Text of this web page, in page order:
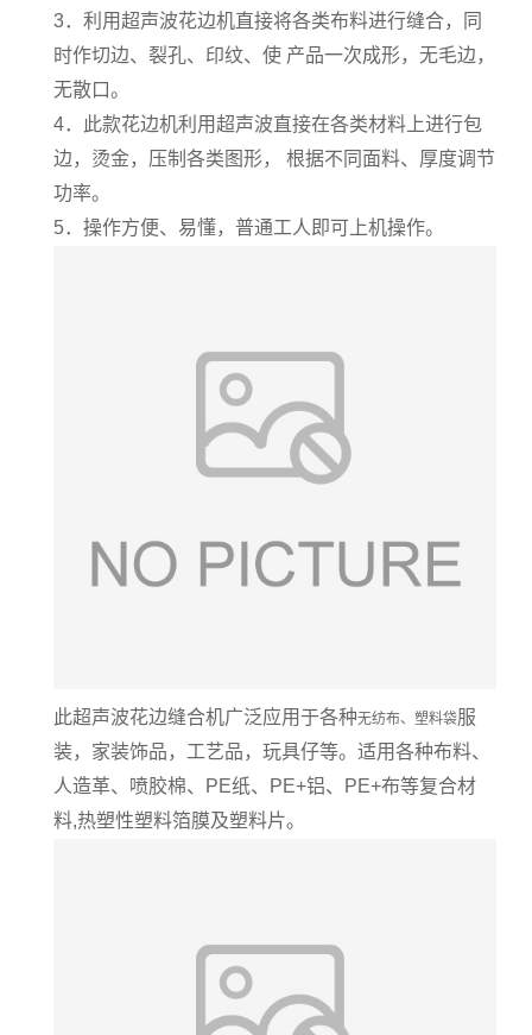
3．利用超声波花边机直接将各类布料进行缝合，同
时作切边、裂孔、印纹、使 产品一次成形，无毛边，
无散口。
4．此款花边机利用超声波直接在各类材料上进行包
边，烫金，压制各类图形， 根据不同面料、厚度调节
功率。
5．操作方便、易懂，普通工人即可上机操作。
此超声波花边缝合机广泛应用于各种无纺布、塑料袋服
装，家装饰品，工艺品，玩具仔等。适用各种布料、
人造革、喷胶棉、PE纸、PE+铝、PE+布等复合材
料,热塑性塑料箔膜及塑料片。